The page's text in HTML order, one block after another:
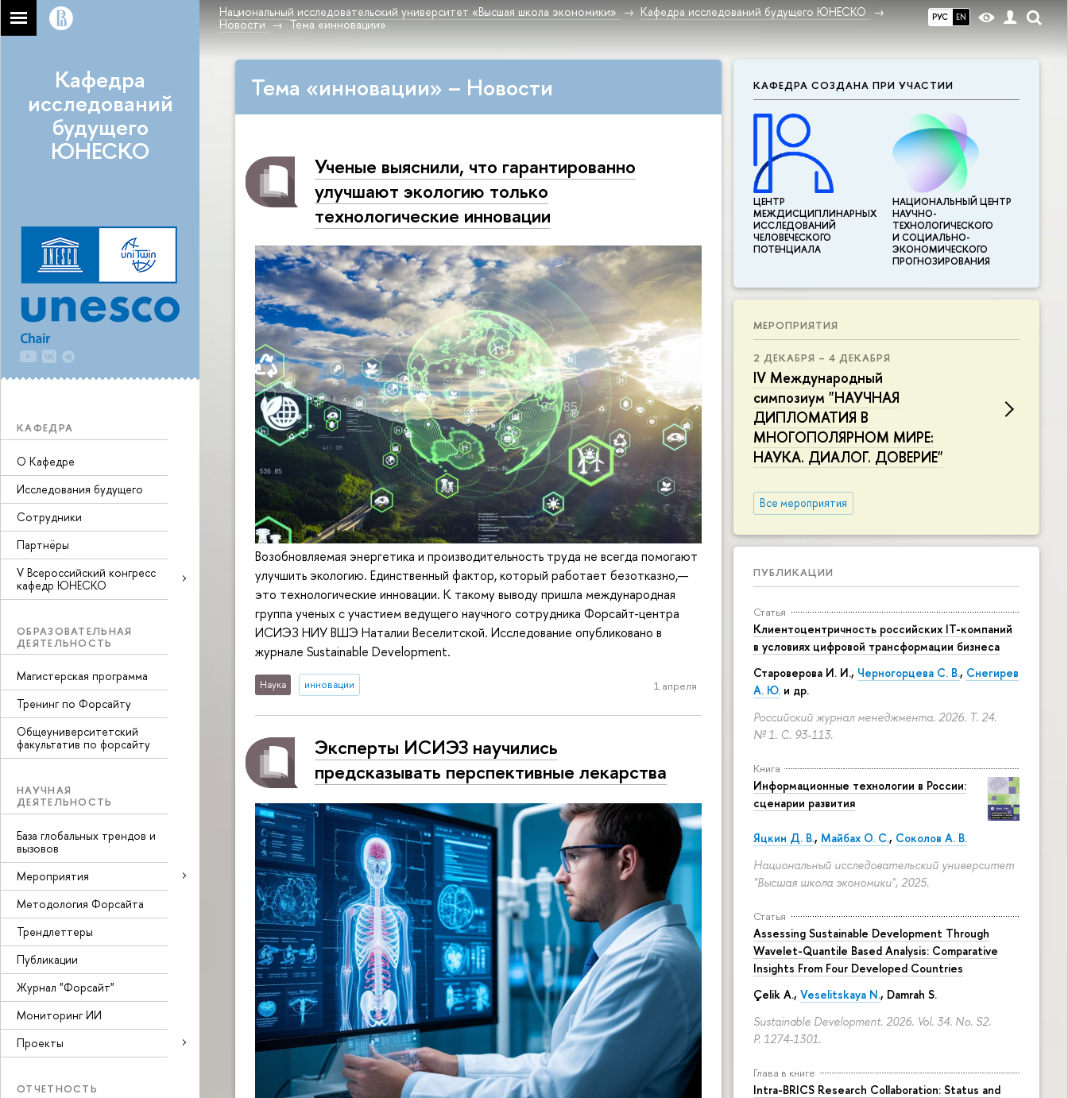
РУС EN
Национальный исследовательский университет «Высшая школа экономики»
Кафедра исследований будущего ЮНЕСКО
Новости
Тема «инновации»
Кафедра
исследований
будущего
ЮНЕСКО
КАФЕДРА
О Кафедре
Исследования будущего
Сотрудники
Партнёры
V Всероссийский конгресс
кафедр ЮНЕСКО
ОБРАЗОВАТЕЛЬНАЯ
ДЕЯТЕЛЬНОСТЬ
Магистерская программа
Тренинг по Форсайту
Общеуниверситетский
факультатив по форсайту
НАУЧНАЯ
ДЕЯТЕЛЬНОСТЬ
База глобальных трендов и
вызовов
Мероприятия
Методология Форсайта
Трендлеттеры
Публикации
Журнал "Форсайт"
Мониторинг ИИ
Проекты
ОТЧЕТНОСТЬ
КАФЕДРА СОЗДАНА ПРИ УЧАСТИИ
ЦЕНТР
МЕЖДИСЦИПЛИНАР­НЫХ
ИССЛЕДОВАНИЙ
ЧЕЛОВЕЧЕСКОГО
ПОТЕНЦИАЛА
НАЦИОНАЛЬНЫЙ ЦЕНТР
НАУЧНО-
ТЕХНОЛОГИЧЕСКОГО
И СОЦИАЛЬНО-
ЭКОНОМИЧЕСКОГО
ПРОГНОЗИРОВАНИЯ
МЕРОПРИЯТИЯ
2 ДЕКАБРЯ – 4 ДЕКАБРЯ
IV Международный
симпозиум "НАУЧНАЯ
ДИПЛОМАТИЯ В
МНОГОПОЛЯРНОМ МИРЕ:
НАУКА. ДИАЛОГ. ДОВЕРИЕ"
Все мероприятия
ПУБЛИКАЦИИ
Статья
Клиентоцентричность российских IT-компаний
в условиях цифровой трансформации бизнеса
Староверова И. И., Черногорцева С. В., Снегирев
А. Ю. и др.
Российский журнал менеджмента. 2026. Т. 24.
№ 1. С. 93-113.
Книга
Информационные технологии в России:
сценарии развития
Яцкин Д. В., Майбах О. С., Соколов А. В.
Национальный исследовательский университет
"Высшая школа экономики", 2025.
Статья
Assessing Sustainable Development Through
Wavelet-Quantile Based Analysis: Comparative
Insights From Four Developed Countries
Çelik A., Veselitskaya N., Damrah S.
Sustainable Development. 2026. Vol. 34. No. S2.
P. 1274-1301.
Глава в книге
Intra-BRICS Research Collaboration: Status and
Тема «инновации» – Новости
Ученые выяснили, что гарантированно
улучшают экологию только
технологические инновации
Возобновляемая энергетика и производительность труда не всегда помогают
улучшить экологию. Единственный фактор, который работает безотказно,—
это технологические инновации. К такому выводу пришла международная
группа ученых с участием ведущего научного сотрудника Форсайт-центра
ИСИЭЗ НИУ ВШЭ Наталии Веселитской. Исследование опубликовано в
журнале Sustainable Development.
Наука инновации 1 апреля
Эксперты ИСИЭЗ научились
предсказывать перспективные лекарства